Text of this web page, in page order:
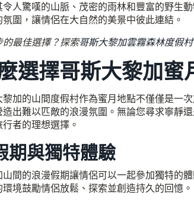
令人驚嘆的山脈、茂密的雨林和豐富的野生
圍，讓情侶在大自然的美景中彼此連結。
的最佳選擇？探索哥斯大黎加雲霧森林度假村
選擇哥斯大黎加蜜
加的山間度假村作為蜜月地點不僅僅是一
造出難以匹敵的浪漫氛圍。無論您尋求寧靜
者的理想選擇。
期與獨特體驗
山間的浪漫假期讓情侶可以一起參加獨特的
境鼓勵情侶放鬆、探索並創造持久的回憶。